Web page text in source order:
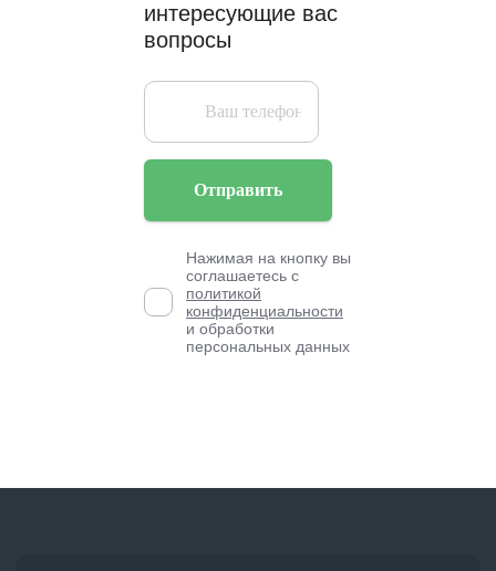
интересующие вас
вопросы
Отправить
Нажимая на кнопку вы
соглашаетесь с
политикой
конфиденциальности
и обработки
персональных данных